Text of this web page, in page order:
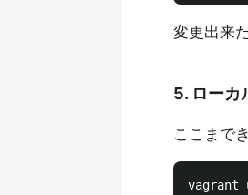
変更出来
5. ローカ
ここまで